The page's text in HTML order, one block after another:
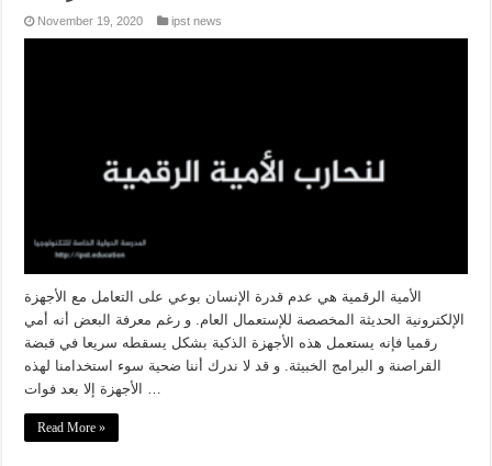
November 19, 2020 ipst news
الأمية الرقمية هي عدم قدرة الإنسان بوعي على التعامل مع الأجهزة
الإلكترونية الحديثة المخصصة للإستعمال العام. و رغم معرفة البعض أنه أمي
رقميا فإنه يستعمل هذه الأجهزة الذكية بشكل يسقطه سريعا في قبضة
القراصنة و البرامج الخبيثة. و قد لا ندرك أننا ضحية سوء استخدامنا لهذه
الأجهزة إلا بعد فوات …
Read More »